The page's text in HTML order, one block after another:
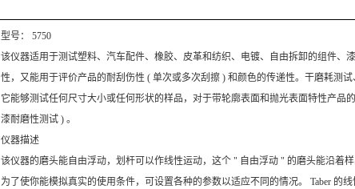
型号： 5750
该仪器适用于测试塑料、汽车配件、橡胶、皮革和纺织、电镀、自由拆卸的组件、
性，又能用于评价产品的耐刮伤性 ( 单次或多次刮擦 ) 和颜色的传递性。干磨耗测试
它能够测试任何尺寸大小或任何形状的样品，对于带轮廓表面和抛光表面特性产品
漆耐磨性测试 ) 。
仪器描述
该仪器的磨头能自由浮动，划杆可以作线性运动，这个 " 自由浮动 " 的磨头能沿着
为了使你能模拟真实的使用条件，可设置各种的参数以适应不同的情况。 Taber 的